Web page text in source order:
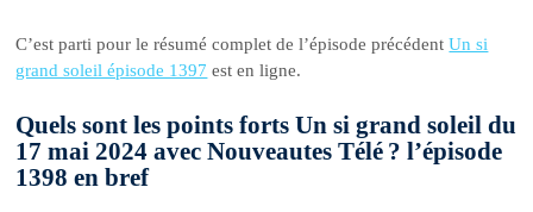
C’est parti pour le résumé complet de l’épisode précédentUn si
grand soleil épisode 1397 est en ligne.
Quels sont les points forts Un si grand soleil du
17 mai 2024 avec Nouveautes Télé ? l’épisode
1398 en bref